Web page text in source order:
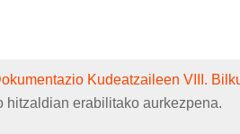
Kudeatzaileen VIII.
hitzaldian erabilitako aurkezpena.